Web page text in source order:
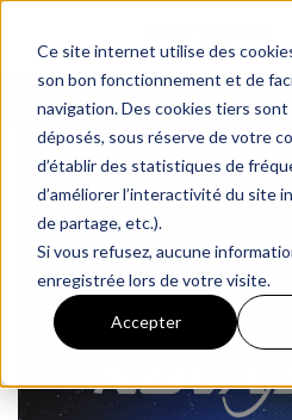
Ce site internet utilise des
son bon fonctionnement et de
navigation. Des cookies tiers
déposés, sous réserve de votre
d’établir des statistiques de
d’améliorer l’interactivité du site
de partage, etc.).
Si vous refusez, aucune
enregistrée lors de votre visite.
Accepter